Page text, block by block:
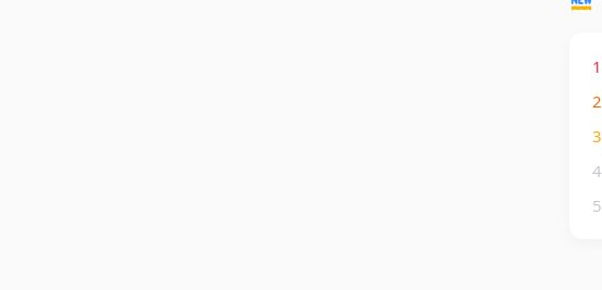
1
2
3
4
5